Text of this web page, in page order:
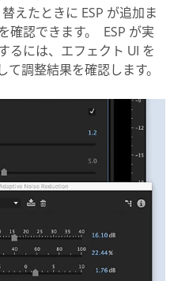
えたときに ESP が追加ま
確認できます。 ESP が実
るには、エフェクト UI を
調整結果を確認します。